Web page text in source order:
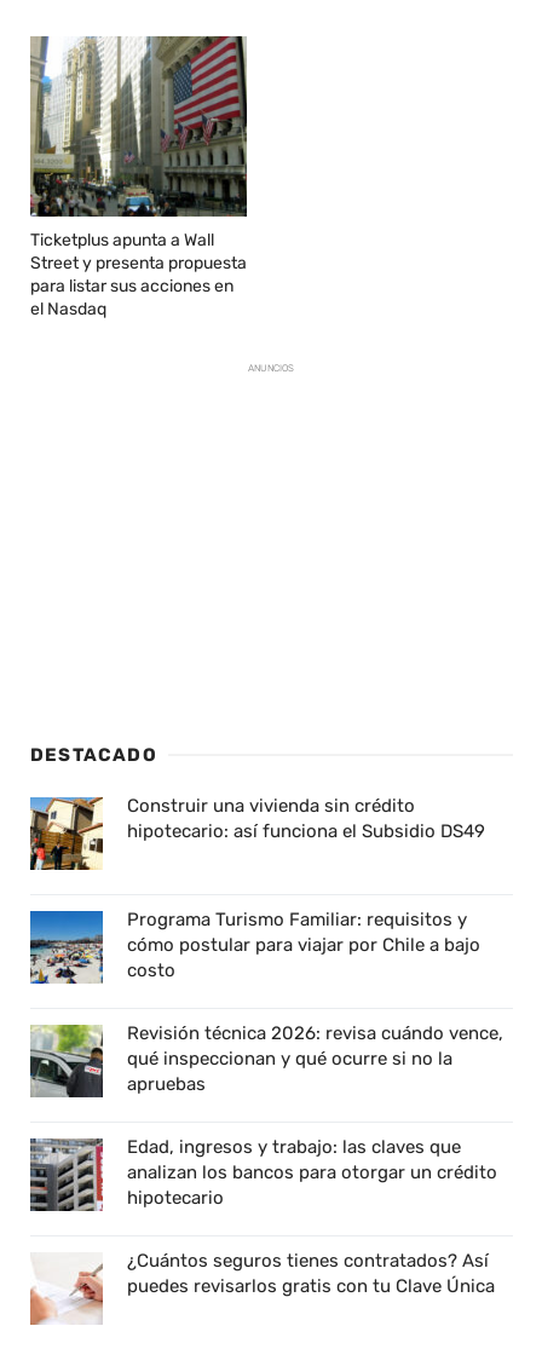
Ticketplus apunta a Wall
Street y presenta propuesta
para listar sus acciones en
el Nasdaq
ANUNCIOS
DESTACADO
Construir una vivienda sin crédito
hipotecario: así funciona el Subsidio DS49
Programa Turismo Familiar: requisitos y
cómo postular para viajar por Chile a bajo
costo
Revisión técnica 2026: revisa cuándo vence,
qué inspeccionan y qué ocurre si no la
apruebas
Edad, ingresos y trabajo: las claves que
analizan los bancos para otorgar un crédito
hipotecario
¿Cuántos seguros tienes contratados? Así
puedes revisarlos gratis con tu Clave Única